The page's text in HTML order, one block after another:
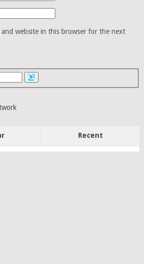
and website in this browser for the next
Recent